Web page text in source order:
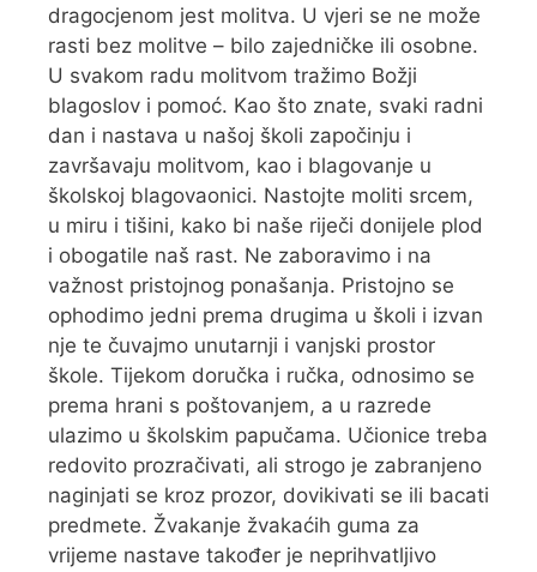
dragocjenom jest molitva. U vjeri se ne može
rasti bez molitve – bilo zajedničke ili osobne.
U svakom radu molitvom tražimo Božji
blagoslov i pomoć. Kao što znate, svaki radni
dan i nastava u našoj školi započinju i
završavaju molitvom, kao i blagovanje u
školskoj blagovaonici. Nastojte moliti srcem,
u miru i tišini, kako bi naše riječi donijele plod
i obogatile naš rast. Ne zaboravimo i na
važnost pristojnog ponašanja. Pristojno se
ophodimo jedni prema drugima u školi i izvan
nje te čuvajmo unutarnji i vanjski prostor
škole. Tijekom doručka i ručka, odnosimo se
prema hrani s poštovanjem, a u razrede
ulazimo u školskim papučama. Učionice treba
redovito prozračivati, ali strogo je zabranjeno
naginjati se kroz prozor, dovikivati se ili bacati
predmete. Žvakanje žvakaćih guma za
vrijeme nastave također je neprihvatljivo